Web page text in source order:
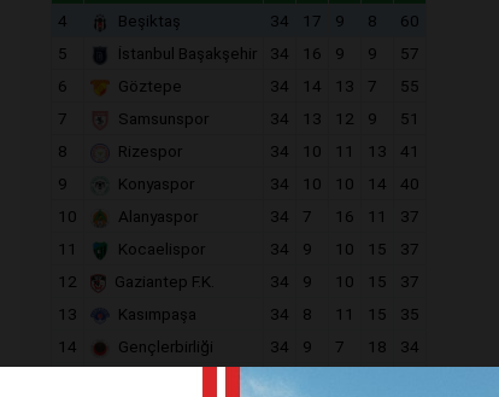
4
Beşiktaş 34 17 9 8
60
5
İstanbul Başakşehir 34 16 9 9
57
6
Göztepe 34 14 13 7
55
7
Samsunspor 34 13 12 9
51
8
Rizespor 34 10 11 13
41
9
Konyaspor 34 10 10 14
40
10
Alanyaspor 34 7 16 11
37
11
Kocaelispor 34 9 10 15
37
12
Gaziantep F.K. 34 9 10 15
37
13
Kasımpaşa 34 8 11 15
35
14
Gençlerbirliği 34 9 7 18
34
34